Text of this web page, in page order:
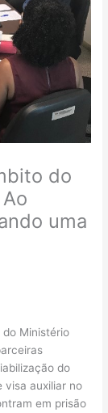
do
uma
do Ministério
do
visa auxiliar no
em prisão